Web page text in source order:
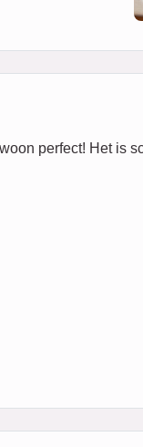
perfect! Het is